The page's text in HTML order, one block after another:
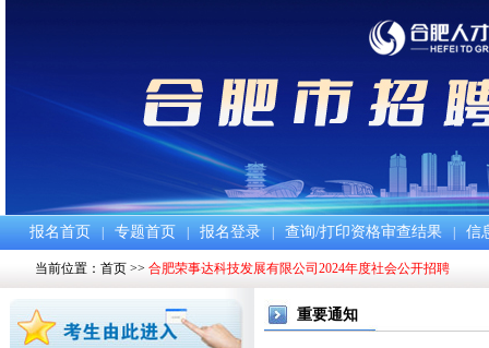
报名首页 专题首页 报名登录 查询/打印资格审查结果 信
当前位置： 首页 >> 合肥荣事达科技发展有限公司2024年度社会公开招聘
重要通知